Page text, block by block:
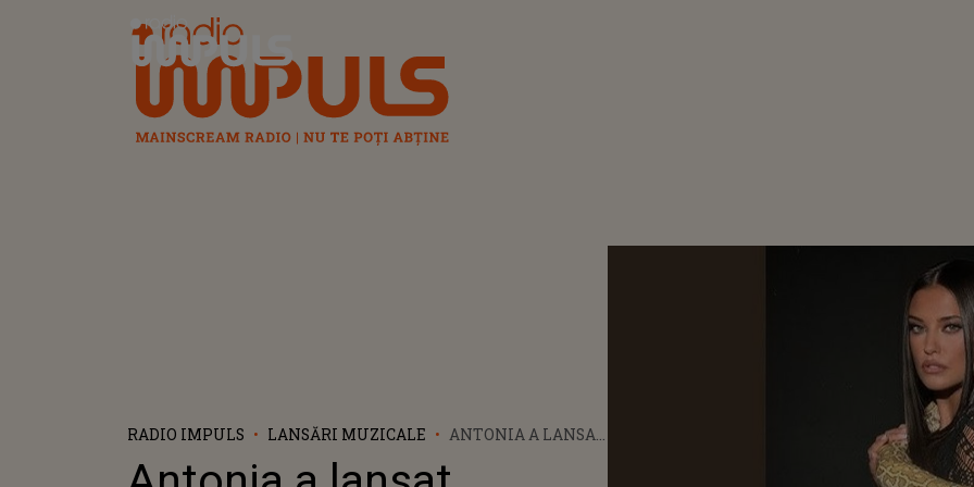
Radio Impuls
RADIO IMPULS LANSĂRI MUZICALE
ANTONIA A LANSAT
SUNĂ CEA MAI